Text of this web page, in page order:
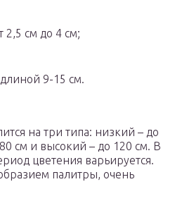
2,5 см до 4 см;
9-15 см.
на три типа: низкий – до
см и высокий – до 120 см. В
цветения варьируется.
палитры, очень